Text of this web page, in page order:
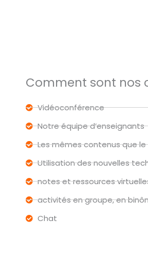
Comment sont nos
Vidéoconférence
Notre équipe d’enseignants
Les mêmes contenus que
Utilisation des nouvelles
notes et ressources
activités en groupe, en
Chat